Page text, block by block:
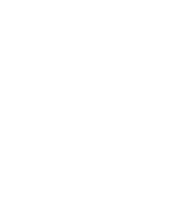
Чайный гриб,